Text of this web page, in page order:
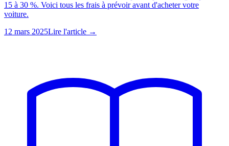
15 à 30 %. Voici tous les frais à prévoir avant d'acheter votre
voiture.
12 mars 2025Lire l'article →